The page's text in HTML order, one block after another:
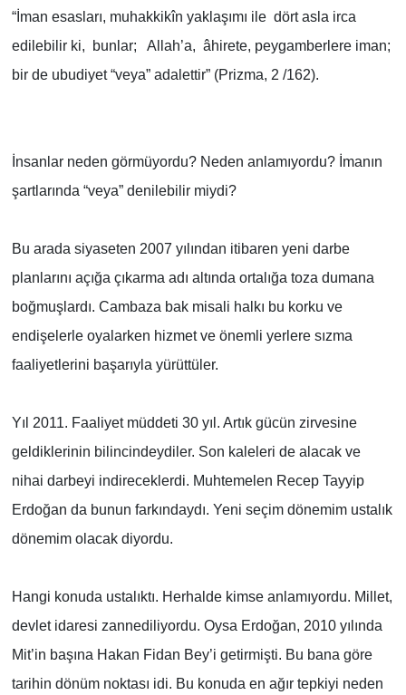
“İman esasları, muhakkikîn yaklaşımı ile dört asla irca
edilebilir ki, bunlar; Allah’a, âhirete, peygamberlere iman;
bir de ubudiyet “veya” adalettir” (Prizma, 2 /162).
İnsanlar neden görmüyordu? Neden anlamıyordu? İmanın
şartlarında “veya” denilebilir miydi?
Bu arada siyaseten 2007 yılından itibaren yeni darbe
planlarını açığa çıkarma adı altında ortalığa toza dumana
boğmuşlardı. Cambaza bak misali halkı bu korku ve
endişelerle oyalarken hizmet ve önemli yerlere sızma
faaliyetlerini başarıyla yürüttüler.
Yıl 2011. Faaliyet müddeti 30 yıl. Artık gücün zirvesine
geldiklerinin bilincindeydiler. Son kaleleri de alacak ve
nihai darbeyi indireceklerdi. Muhtemelen Recep Tayyip
Erdoğan da bunun farkındaydı. Yeni seçim dönemim ustalık
dönemim olacak diyordu.
Hangi konuda ustalıktı. Herhalde kimse anlamıyordu. Millet,
devlet idaresi zannediliyordu. Oysa Erdoğan, 2010 yılında
Mit’in başına Hakan Fidan Bey’i getirmişti. Bu bana göre
tarihin dönüm noktası idi. Bu konuda en ağır tepkiyi neden